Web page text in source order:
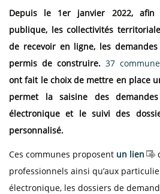
Depuis le 1er janvier 2022, afin
publique, les collectivités
de recevoir en ligne, les
permis de construire. 37
ont fait le choix de mettre en place
permet la saisine des
électronique et le suivi des
personnalisé.
Ces communes proposent un lien
professionnels ainsi qu’aux
électronique, les dossiers de